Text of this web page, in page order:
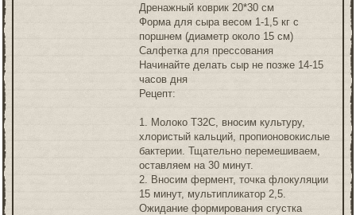
Дренажный коврик 20*30 см
Форма для сыра весом 1-1,5 кг с
поршнем (диаметр около 15 см)
Салфетка для прессования
Начинайте делать сыр не позже 14-15
часов дня
Рецепт:
1. Молоко Т32С, вносим культуру,
хлористый кальций, пропионовокислые
бактерии. Тщательно перемешиваем,
оставляем на 30 минут.
2. Вносим фермент, точка флокуляции
15 минут, мультипликатор 2,5.
Ожидание формирования сгустка